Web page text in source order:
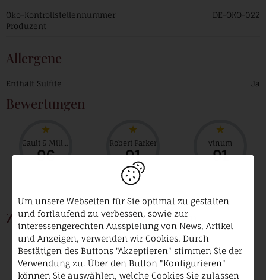
Öko-Kontrollstellennummer
Produzent
DE-ÖKO-022
Allergene
Enthält Sulfite Ja
Bewertungen
Gault & Millau
96
Robert Parker
91
vinum
91
Zertifikate und Mitgliedschaften
VDP.
Prädikatsweingut
Um unsere Webseiten für Sie optimal zu gestalten
und fortlaufend zu verbessen, sowie zur
interessengerechten Ausspielung von News, Artikel
und Anzeigen, verwenden wir Cookies. Durch
Bestätigen des Buttons "Akzeptieren" stimmen Sie der
Verwendung zu. Über den Button "Konfigurieren"
können Sie auswählen, welche Cookies Sie zulassen